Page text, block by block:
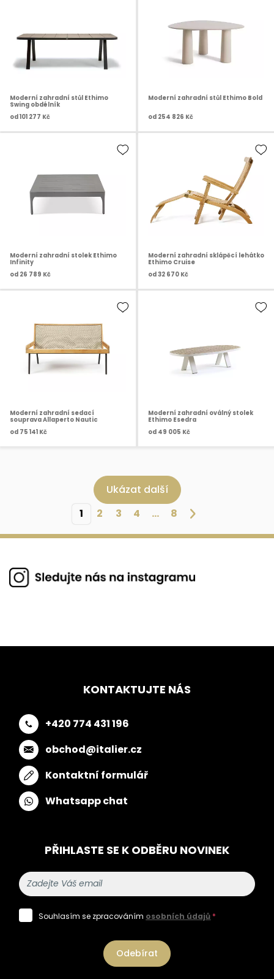
Moderní zahradní stůl Ethimo
Swing obdélník
od101 277 Kč
Moderní zahradní stůl Ethimo Bold
od 254 826 Kč
Moderní zahradní stolek Ethimo
Infinity
od 26 789 Kč
Moderní zahradní sklápěcí lehátko
Ethimo Cruise
od32 670 Kč
Moderní zahradní sedací
souprava Allaperto Nautic
od 75 141 Kč
Moderní zahradní oválný stolek
Ethimo Esedra
od 49 005 Kč
Ukázat další
1
2 3 4 ... 8
KONTAKTUJTE NÁS
+420 774 431 196
obchod@italier.cz
Kontaktní formulář
Whatsapp chat
PŘIHLASTE SE K ODBĚRU NOVINEK
Souhlasím se zpracováním osobních údajů *
Odebírat